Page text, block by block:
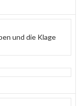
und die Klage